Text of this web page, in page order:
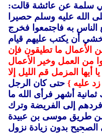
سلمة عن عائشة قالت:
الله عليه وسلم حصيرا
به فاجتمعوا فخرج
أن يكتب عليهم قيام
الأعمال ما تطيقون فإن
من العمل وخير الأعمال
أيها المزمل قم الليل إلا
زد عليه } حتى كان الرجل
أشهر فرأى الله ما
إلى الفريضة وترك
من طريق موسى بن عبيدة
بدون زيادة نزول